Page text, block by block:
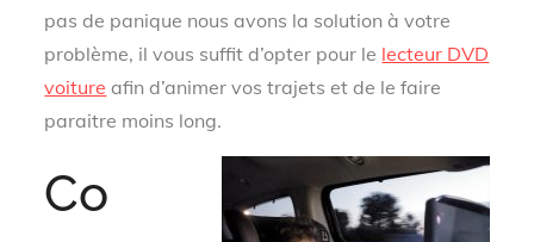
pas de panique nous avons la solution à votre
problème, il vous suffit d’opter pour le lecteur DVD
voiture afin d’animer vos trajets et de le faire
paraitre moins long.
Co